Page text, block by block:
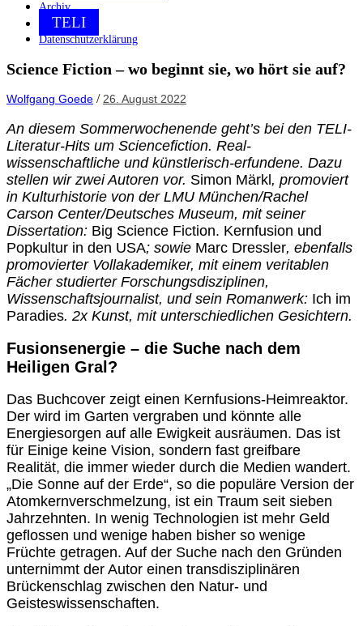
Archiv
TELI
Datenschutzerklärung
Science Fiction – wo beginnt sie, wo hört sie auf?
Wolfgang Goede /26. August 2022
An diesem Sommerwochenende geht’s bei den TELI-
Literatur-Hits um Sciencefiction. Real-
wissenschaftliche und künstlerisch-erfundene. Dazu
stellen wir zwei Autoren vor. Simon Märkl , promoviert
in Kulturhistorie von der LMU München/Rachel
Carson Center/Deutsches Museum, mit seiner
Dissertation: Big Science Fiction. Kernfusion und
Popkultur in den USA; sowie Marc Dressler, ebenfalls
promovierter Vollakademiker, mit einem veritablen
Fächer studierter Forschungsdisziplinen,
Wissenschaftsjournalist, und sein Romanwerk: Ich im
Paradies. 2x Kunst, mit unterschiedlichen Gesichtern.
Fusionsenergie – die Suche nach dem
Heiligen Gral?
Das Buchcover zeigt einen Kernfusions-Heimreaktor.
Der wird im Garten vergraben und könnte alle
Energiesorgen auf alle Ewigkeit ausräumen. Das ist
für Einige keine Vision, sondern fast greifbare
Realität, die immer wieder durch die Medien wandert.
„Die Sonne auf der Erde“, so die populäre Version der
Atomkernverschmelzung, ist ein Traum seit sieben
Jahrzehnten. In wenig Technologien ist mehr Geld
geflossen und wenige haben bisher so wenige
Früchte getragen. Auf der Suche nach den Gründen
unternimmt der Autor einen transdisziplinären
Brückenschlag zwischen den Natur- und
Geisteswissenschaften.